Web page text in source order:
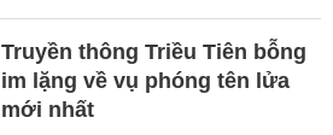
Truyền thông Triều Tiên bỗng
im lặng về vụ phóng tên lửa
mới nhất